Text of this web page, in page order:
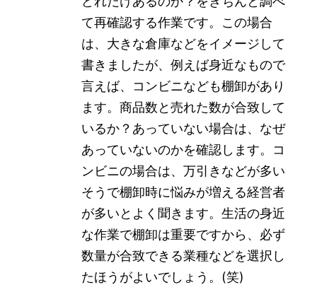
て再確認する作業です。この場合
は、大きな倉庫などをイメージして
書きましたが、例えば身近なもので
言えば、コンビニなども棚卸があり
ます。商品数と売れた数が合致して
いるか？あっていない場合は、なぜ
あっていないのかを確認します。コ
ンビニの場合は、万引きなどが多い
そうで棚卸時に悩みが増える経営者
が多いとよく聞きます。生活の身近
な作業で棚卸は重要ですから、必ず
数量が合致できる業種などを選択し
たほうがよいでしょう。(笑)